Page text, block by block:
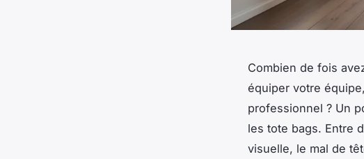
Combien de fois
équiper votre
professionnel ? Un
les tote bags. Entre
visuelle, le mal de